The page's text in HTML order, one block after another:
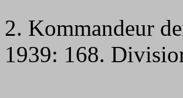
2. Kommandeur
1939: 168.